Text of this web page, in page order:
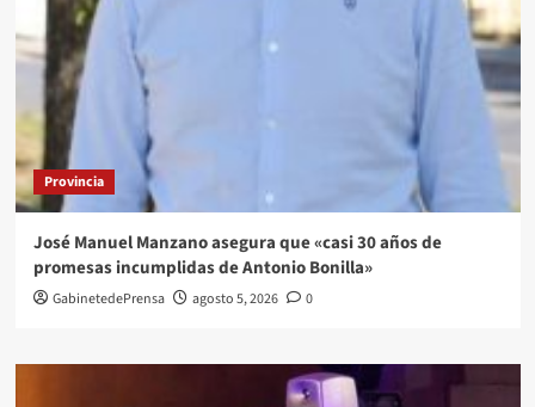
Provincia
José Manuel Manzano asegura que «casi 30 años de
promesas incumplidas de Antonio Bonilla»
GabinetedePrensa agosto 5, 2026 0